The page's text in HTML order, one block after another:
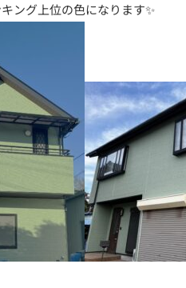
ング上位の色になります✨